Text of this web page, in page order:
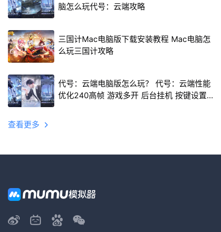
脑怎么玩代号：云端攻略
三国计Mac电脑版下载安装教程 Mac电脑怎
么玩三国计攻略
代号：云端电脑版怎么玩？ 代号：云端性能
优化240高帧 游戏多开 后台挂机 按键设置
查看更多